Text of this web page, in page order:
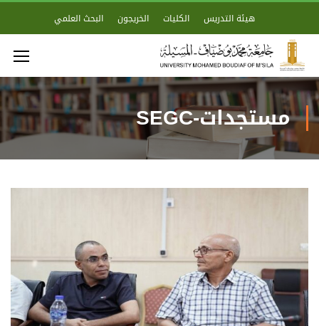
هيئة التدريس الكليات الخريجون البحث العلمي
مستجدات-SEGC